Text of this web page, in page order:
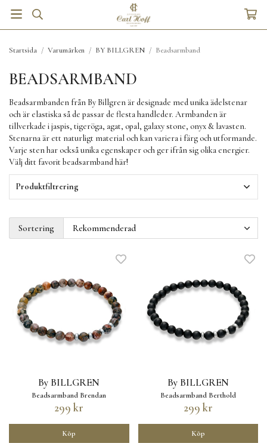
Startsida / Varumärken / BY BILLGREN / Beadsarmband
BEADSARMBAND
Beadsarmbanden från By Billgren är designade med unika ädelstenar
och är elastiska så de passar de flesta handleder. Armbanden är
tillverkade i jaspis, tigeröga, agat, opal, galaxy stone, onyx & lavasten.
Stenarna är ett naturligt material och kan variera i färg och utformande.
Varje sten har också unika egenskaper och ger ifrån sig olika energier.
Välj ditt favorit beadsarmband här!
Produktfiltrering
Sortering
By BILLGREN
Beadsarmband Brendan
299 kr
Köp
By BILLGREN
Beadsarmband Berthold
299 kr
Köp